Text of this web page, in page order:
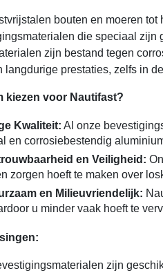
bouten en moeren
die speciaal zijn
zijn bestand tegen
langdurige prestaties, zelfs in
kiezen voor Nautifast?
Kwaliteit: Al onze
en corrosiebestendig
en Veiligheid:
zorgen hoeft te maken over
en Milieuvriendelijk:
u minder vaak hoeft te
zijn